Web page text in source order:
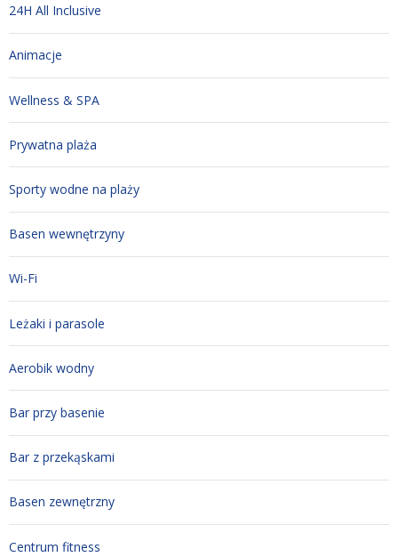
24H All Inclusive
Animacje
Wellness & SPA
Prywatna plaża
Sporty wodne na plaży
Basen wewnętrzyny
Wi-Fi
Leżaki i parasole
Aerobik wodny
Bar przy basenie
Bar z przekąskami
Basen zewnętrzny
Centrum fitness